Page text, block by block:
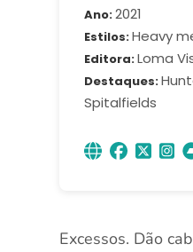
Ano 2021
Estilos Heavy
Editora Loma
Destaques
Spitalfields
Excessos. Dão